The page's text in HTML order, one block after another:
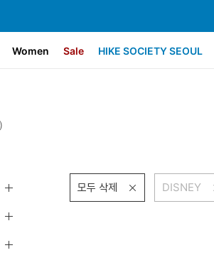
Women Sale HIKE SOCIETY SEOUL
모두 삭제 DISNEY